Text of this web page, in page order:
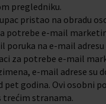
pregledniku.
pristao na obradu
potrebe e-mail
poruka na e-mail
za potrebe e-mail
e-mail adrese su
pet godina. Ovi osobni
trećim stranama.